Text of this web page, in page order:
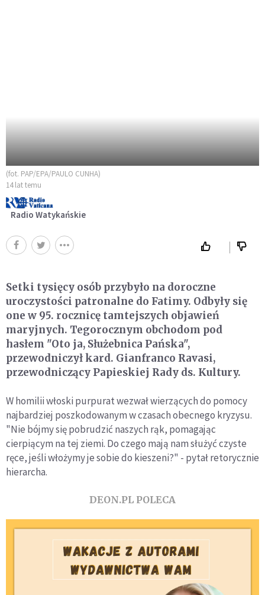
(fot. PAP/EPA/PAULO CUNHA)
14 lat temu
Radio Watykańskie
Setki tysięcy osób przybyło na doroczne
uroczystości patronalne do Fatimy. Odbyły się
one w 95. rocznicę tamtejszych objawień
maryjnych. Tegorocznym obchodom pod
hasłem "Oto ja, Służebnica Pańska",
przewodniczył kard. Gianfranco Ravasi,
przewodniczący Papieskiej Rady ds. Kultury.
W homilii włoski purpurat wezwał wierzących do pomocy
najbardziej poszkodowanym w czasach obecnego kryzysu.
"Nie bójmy się pobrudzić naszych rąk, pomagając
cierpiącym na tej ziemi. Do czego mają nam służyć czyste
ręce, jeśli włożymy je sobie do kieszeni?" - pytał retorycznie
hierarcha.
DEON.PL POLECA